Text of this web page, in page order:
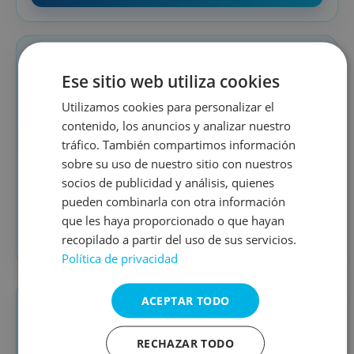
Granja Escuela
Experiencias educativas en contacto con animales,
huerto y naturaleza para reforzar el aprendizaje
vivencial fuera del aula.
Huerto
Ver Granja Escuela
Campamentos de verano
Ese sitio web utiliza cookies
Utilizamos cookies para personalizar el
contenido, los anuncios y analizar nuestro
tráfico. También compartimos información
sobre su uso de nuestro sitio con nuestros
socios de publicidad y análisis, quienes
pueden combinarla con otra información
que les haya proporcionado o que hayan
recopilado a partir del uso de sus servicios.
Política de privacidad
ACEPTAR TODO
RECHAZAR TODO